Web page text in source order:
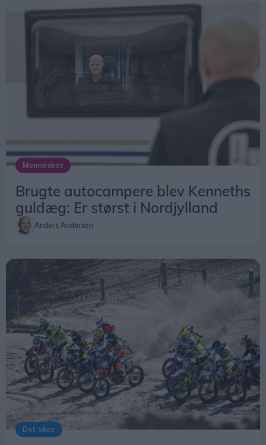
Mennesker
Brugte autocampere blev Kenneths
guldæg: Er størst i Nordjylland
Anders Andersen
Det sker